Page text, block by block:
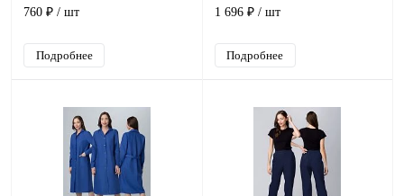
760 ₽ / шт
Подробнее
1 696 ₽ / шт
Подробнее